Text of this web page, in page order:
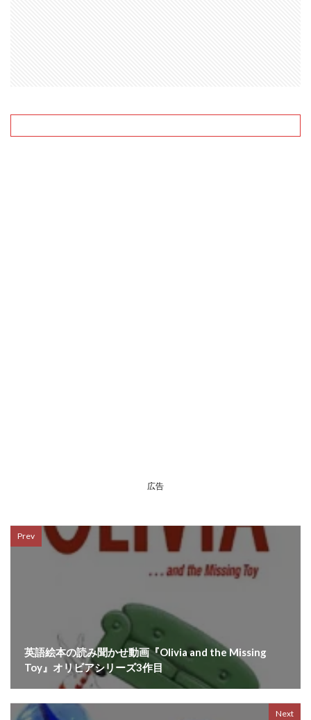
広告
Prev
英語絵本の読み聞かせ動画『Olivia and the Missing
Toy』オリビアシリーズ3作目
Next